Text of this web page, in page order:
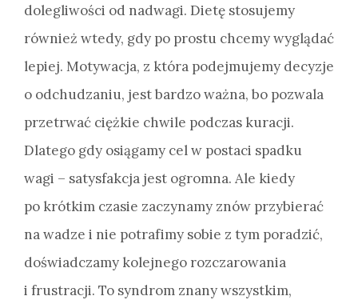
dolegliwości od nadwagi. Dietę stosujemy
również wtedy, gdy po prostu chcemy wyglądać
lepiej. Motywacja, z która podejmujemy decyzje
o odchudzaniu, jest bardzo ważna, bo pozwala
przetrwać ciężkie chwile podczas kuracji.
Dlatego gdy osiągamy cel w postaci spadku
wagi – satysfakcja jest ogromna. Ale kiedy
po krótkim czasie zaczynamy znów przybierać
na wadze i nie potrafimy sobie z tym poradzić,
doświadczamy kolejnego rozczarowania
i frustracji. To syndrom znany wszystkim,